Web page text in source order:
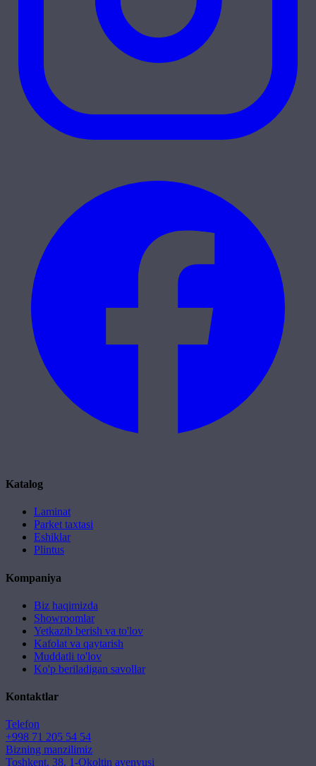
Katalog
Laminat
Parket taxtasi
Eshiklar
Plintus
Kompaniya
Biz haqimizda
Showroomlar
Yetkazib berish va to'lov
Kafolat va qaytarish
Muddatli to'lov
Ko'p beriladigan savollar
Kontaktlar
Telefon
+998 71 205 54 54
Bizning manzilimiz
Toshkent, 38, 1-Okoltin avenyusi